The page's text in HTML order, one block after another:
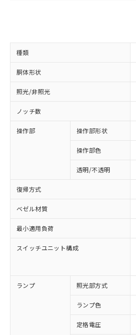
種類
胴体形状
照光/非照光
ノッチ数
操作部 操作部形状
操作部色
透明/不透明
復帰方式
ベゼル材質
最小適用負荷
スイッチユニット構成
ランプ 照光部方式
ランプ色
定格電圧